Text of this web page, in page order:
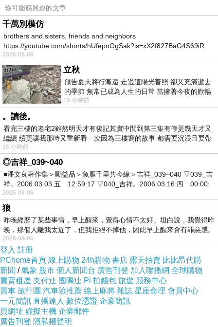
=>點此取得優惠<=
新聞分享
故事，還不忘加入惡搞及浪漫氣氛，成為導演彭
浩翔及演員余文樂、楊千嬅的代表作品，但其實
大家有所不知，當年許多人居然都反對「春嬌志
明」這個名字呢。
「春嬌與志明」這5個字，在台灣有著高知名
度，不但是張菲高收視節目《歡樂一百點》中，
最受歡迎的綜藝單元，也是天團五月天的知名歌
你可能感興趣的文章
千萬別模仿
brothers and sisters, friends and neighbors
https://youtube.com/shorts/hUfepoOgSak?is=xX2f827BaG4S69iR
https
2026-08-06
立秋
預告夏天將行漸遠 走過這陽光普照 卻又充滿逝去
的季節 無常已成為人生的日常 當擁著今夜的歡暢
舒心 轉眼驟成昨日 而明晨 太陽
15 小時前
。讀後。
看完三樓的老宅2雖然明天才有後記其實中間到第三集有停更幾天才又
繼續 續更讓我那時又重新看一次因為三樓寫的故事 都需要沉浸且要帶
有
15 小時前
◎吉祥_039~040
■潘文良著作集＞勵益品＞魚雁千里共今緣＞吉祥_039~040 ▽039_吉
祥。2006.03.03.五 12:59:17 ▽040_吉祥。2006.03.16.四 00:00:
2026-08-06
狼
昨晚經歷了某些事情，早上醒來，覺得心情不太好。坦白說，我覺得昨
晚，那個人離我太近了，但我拒絕不掉他，因此早上醒來會有罪惡感。
2026-08-06
登入 註冊
PChome首頁 線上購物 24h購物 書店 露天拍賣 比比昂代購
新聞 /氣象 股市 個人新聞台 廣告刊登 加入聯播網 全球購物
買賣租屋 支付連 國際連 Pi 拍錢包 旅遊 服務中心
買車 旅行團 汽車險推薦 線上麻將 雜誌 星座命理 會員中心
一元簡訊 直播達人 數位憑證 企業簡訊
買網址 虛擬主機 企業郵件
廣告刊登 隱私權聲明